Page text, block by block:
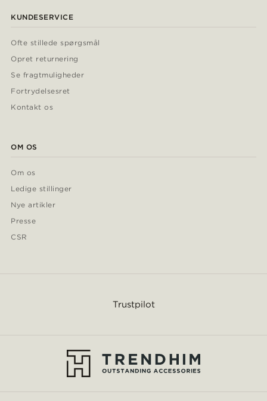
KUNDESERVICE
Ofte stillede spørgsmål
Opret returnering
Se fragtmuligheder
Fortrydelsesret
Kontakt os
OM OS
Om os
Ledige stillinger
Nye artikler
Presse
CSR
Trustpilot